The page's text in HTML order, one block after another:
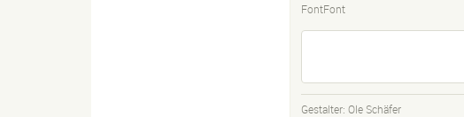
FontFont
Gestalter: Ole Schäfer